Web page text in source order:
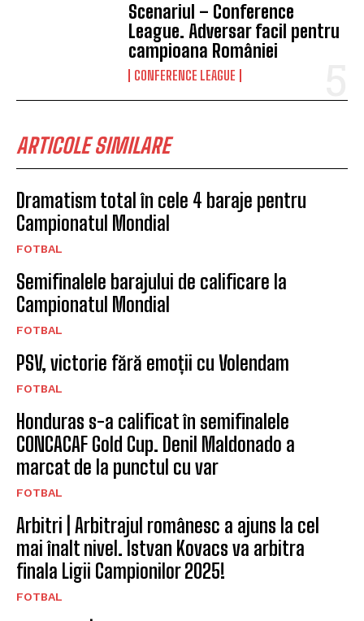
Scenariul – Conference
League. Adversar facil pentru
campioana României
CONFERENCE LEAGUE
ARTICOLE SIMILARE
Dramatism total în cele 4 baraje pentru
Campionatul Mondial
FOTBAL
Semifinalele barajului de calificare la
Campionatul Mondial
FOTBAL
PSV, victorie fără emoții cu Volendam
FOTBAL
Honduras s-a calificat în semifinalele
CONCACAF Gold Cup. Denil Maldonado a
marcat de la punctul cu var
FOTBAL
Arbitri | Arbitrajul românesc a ajuns la cel
mai înalt nivel. Istvan Kovacs va arbitra
finala Ligii Campionilor 2025!
FOTBAL